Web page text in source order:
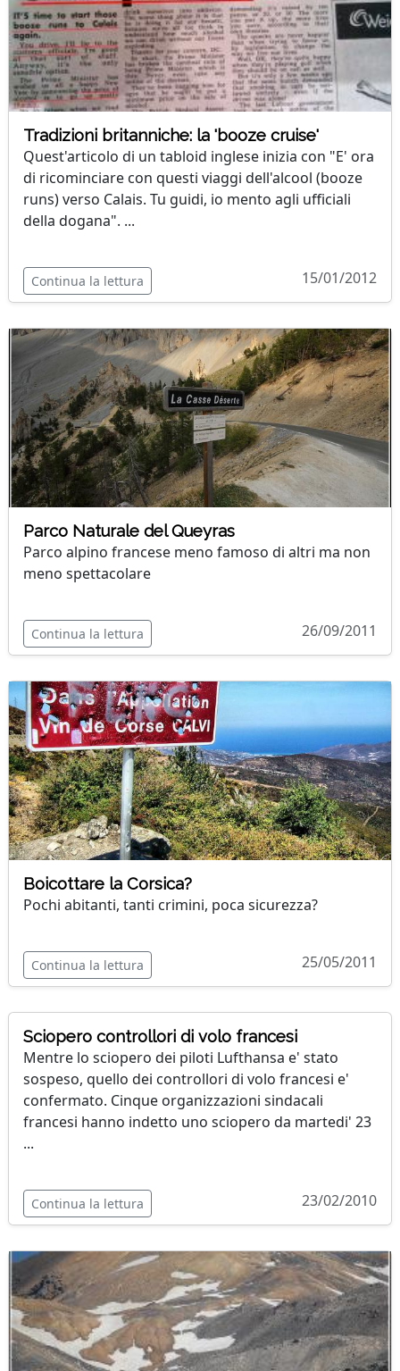
Tradizioni britanniche: la 'booze cruise'
Quest'articolo di un tabloid inglese inizia con "E' ora
di ricominciare con questi viaggi dell'alcool (booze
runs) verso Calais. Tu guidi, io mento agli ufficiali
della dogana". ...
Continua la lettura 15/01/2012
Parco Naturale del Queyras
Parco alpino francese meno famoso di altri ma non
meno spettacolare
Continua la lettura 26/09/2011
Boicottare la Corsica?
Pochi abitanti, tanti crimini, poca sicurezza?
Continua la lettura 25/05/2011
Sciopero controllori di volo francesi
Mentre lo sciopero dei piloti Lufthansa e' stato
sospeso, quello dei controllori di volo francesi e'
confermato. Cinque organizzazioni sindacali
francesi hanno indetto uno sciopero da martedi' 23
...
Continua la lettura 23/02/2010